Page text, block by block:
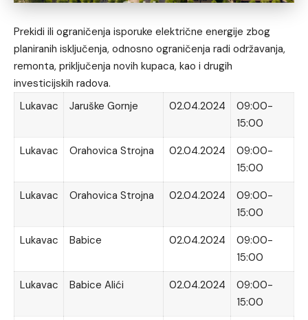
Prekidi ili ograničenja isporuke električne energije zbog
planiranih isključenja, odnosno ograničenja radi održavanja,
remonta, priključenja novih kupaca, kao i drugih
investicijskih radova.
Lukavac
Jaruške Gornje 02.04.2024
09:00-
15:00
Lukavac
Orahovica Strojna 02.04.2024
09:00-
15:00
Lukavac
Orahovica Strojna 02.04.2024
09:00-
15:00
Lukavac
Babice 02.04.2024
09:00-
15:00
Lukavac
Babice Alići 02.04.2024
09:00-
15:00